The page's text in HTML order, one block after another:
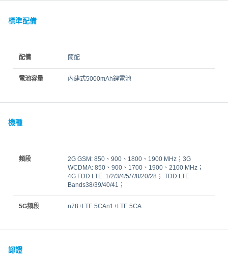
標準配備
配備 簡配
電池容量 內建式5000mAh鋰電池
機種
頻段
2G GSM: 850、900、1800、1900 MHz；3G
WCDMA: 850、900、1700、1900、2100 MHz；
4G FDD LTE: 1/2/3/4/5/7/8/20/28； TDD LTE:
Bands38/39/40/41；
5G頻段 n78+LTE 5CAn1+LTE 5CA
認證